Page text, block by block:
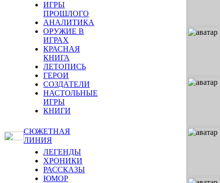
ИГРЫ
ПРОШЛОГО
АНАЛИТИКА
ОРУЖИЕ В
ИГРАХ
КРАСНАЯ
КНИГА
ЛЕТОПИСЬ
ГЕРОИ
СОЗДАТЕЛИ
НАСТОЛЬНЫЕ
ИГРЫ
КНИГИ
СЮЖЕТНАЯ
ЛИНИЯ
ЛЕГЕНДЫ
ХРОНИКИ
РАССКАЗЫ
ЮМОР